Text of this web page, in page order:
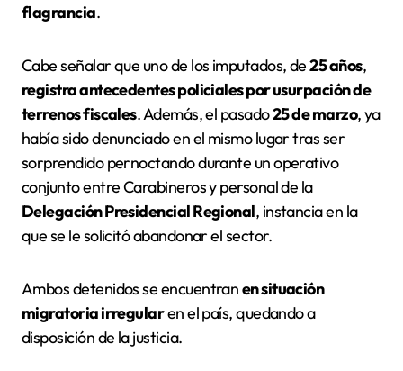
flagrancia.
Cabe señalar que uno de los imputados, de25 años,
registra antecedentes policiales por usurpación de
terrenos fiscales. Además, el pasado25 de marzo, ya
había sido denunciado en el mismo lugar tras ser
sorprendido pernoctando durante un operativo
conjunto entre Carabineros y personal de la
Delegación Presidencial Regional, instancia en la
que se le solicitó abandonar el sector.
Ambos detenidos se encuentranen situación
migratoria irregularen el país, quedando a
disposición de la justicia.